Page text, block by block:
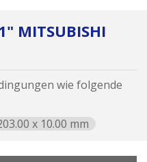
MITSUBISHI
wie folgende
x 10.00 mm